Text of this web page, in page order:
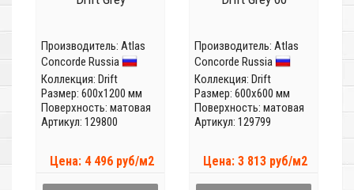
Производитель: Atlas
Concorde Russia
Коллекция: Drift
Размер: 600x1200 мм
Поверхность: матовая
Артикул: 129800
Цена: 4 496 руб/м2
Производитель: Atlas
Concorde Russia
Коллекция: Drift
Размер: 600x600 мм
Поверхность: матовая
Артикул: 129799
Цена: 3 813 руб/м2